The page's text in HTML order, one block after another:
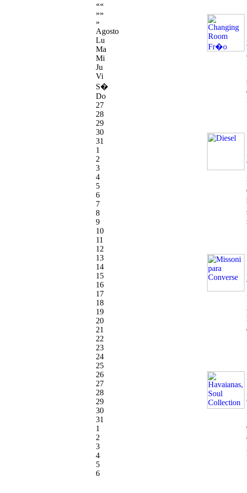
««
»»
»
Agosto
Lu
Ma
Mi
Ju
Vi
S�
Do
27
28
29
30
31
1
2
3
4
5
6
7
8
9
10
11
12
13
14
15
16
17
18
19
20
21
22
23
24
25
26
27
28
29
30
31
1
2
3
4
5
6